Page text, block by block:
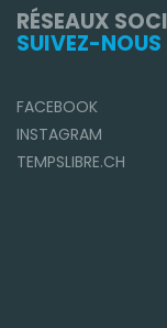
RÉSEAUX
SUIVEZ-NOUS
FACEBOOK
INSTAGRAM
TEMPSLIBRE.CH